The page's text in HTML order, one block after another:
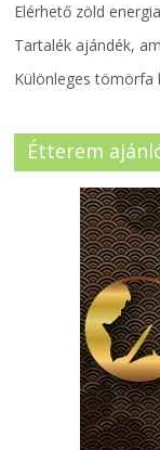
Elérhető zöld
Tartalék ajándék,
Különleges tömörfa
Étterem